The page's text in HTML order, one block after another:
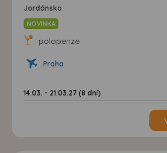
Jordánsko
NOVINKA
polopenze
Praha
14.03. - 21.03.27 (8 dní)